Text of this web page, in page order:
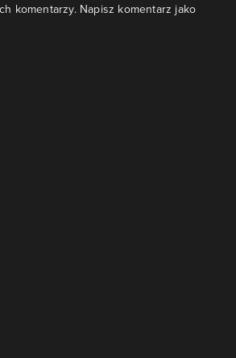
komentarzy. Napisz komentarz jako